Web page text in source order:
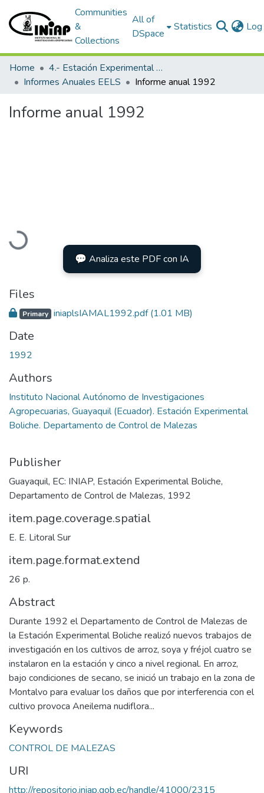
Communities
&
Collections
All of
DSpace
Statistics
Home
4.- Estación Experimental Litoral Sur
Informes Anuales EELS
Informe anual 1992
Informe anual 1992
Loading...
💬 Analiza este PDF con IA
Files
Primary iniaplsIAMAL1992.pdf(1.01 MB)
Date
1992
Authors
Instituto Nacional Autónomo de Investigaciones
Agropecuarias, Guayaquil (Ecuador). Estación Experimental
Boliche. Departamento de Control de Malezas
Publisher
Guayaquil, EC: INIAP, Estación Experimental Boliche,
Departamento de Control de Malezas, 1992
item.page.coverage.spatial
E. E. Litoral Sur
item.page.format.extend
26 p.
Abstract
Durante 1992 el Departamento de Control de Malezas de
la Estación Experimental Boliche realizó nuevos trabajos de
investigación en los cultivos de arroz, soya y fréjol cuatro se
instalaron en la estación y cinco a nivel regional. En arroz,
bajo condiciones de secano, se inició un trabajo en la zona de
Montalvo para evaluar los daños que por interferencia con el
cultivo provoca Aneilema nudiflora...
Keywords
CONTROL DE MALEZAS
URI
http://repositorio.iniap.gob.ec/handle/41000/2315